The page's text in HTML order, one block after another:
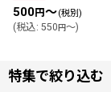
500円～(税別)
(税込: 550 円～)
特集で絞り込む